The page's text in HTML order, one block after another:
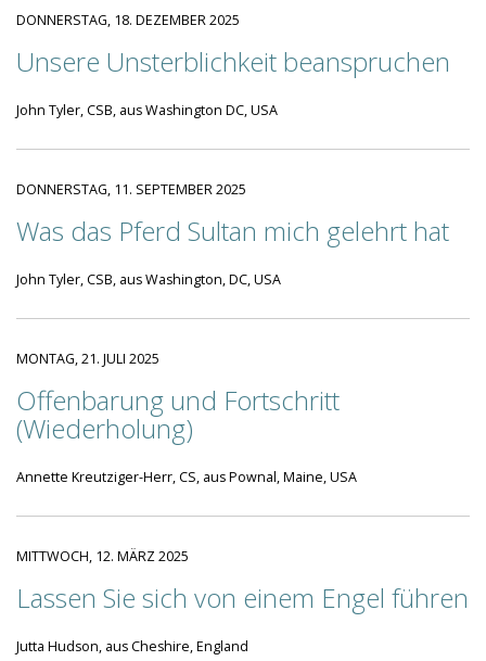
DONNERSTAG, 18. DEZEMBER 2025
Unsere Unsterblichkeit beanspruchen
John Tyler, CSB, aus Washington DC, USA
DONNERSTAG, 11. SEPTEMBER 2025
Was das Pferd Sultan mich gelehrt hat
John Tyler, CSB, aus Washington, DC, USA
MONTAG, 21. JULI 2025
Offenbarung und Fortschritt
(Wiederholung)
Annette Kreutziger-Herr, CS, aus Pownal, Maine, USA
MITTWOCH, 12. MÄRZ 2025
Lassen Sie sich von einem Engel führen
Jutta Hudson, aus Cheshire, England